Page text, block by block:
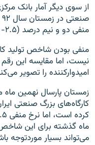
از سوی دیگر آمار بانک
منفی دو و نیم درصد (۲.۵- درصد) رسیده است.
منفی بودن شاخص تولید
نیست،‌ اما مقایسه این
امیدوارکننده را تصویر
زمستان پارسال نهمین
کارگاه‌های بزرگ صنعتی
ماه گذشته برای این
می‌تواند بسیار موردتوجه